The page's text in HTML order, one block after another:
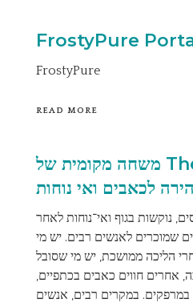
FrostyPure
FrostyPure
READ MORE
משחה מקומית של TheraWolf – הקלה
לכאבים ואי נוחות
נוקשות בגוף ואי־נוחות לאחר
שמוכרים לאנשים רבים. יש מי
הליכה ממושכת, יש מי שסובל
אחרים חווים כאבים בכתפיים,
במרפקים. במקרים רבים, אנשים